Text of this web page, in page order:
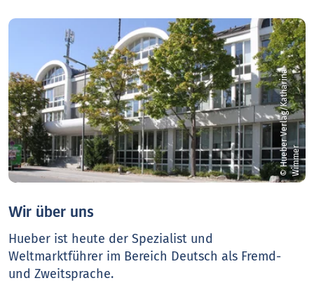
©
H
u
e
b
e
r
V
e
r
l
a
g
/
K
a
t
h
a
r
i
n
a
W
i
m
m
er
Wir über uns
Hueber ist heute der Spezialist und
Weltmarktführer im Bereich Deutsch als Fremd-
und Zweitsprache.